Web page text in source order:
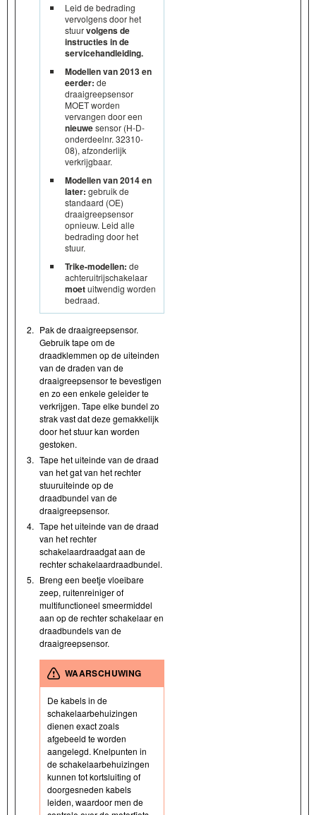
Leid de bedrading
vervolgens door het
stuurvolgens de
instructies in de
servicehandleiding.
Modellen van 2013 en
eerder: de
draaigreepsensor
MOET worden
vervangen door een
nieuwesensor (H-D-
onderdeelnr. 32310-
08), afzonderlijk
verkrijgbaar.
Modellen van 2014 en
later: gebruik de
standaard (OE)
draaigreepsensor
opnieuw. Leid alle
bedrading door het
stuur.
Trike-modellen: de
achteruitrijschakelaar
moetuitwendig worden
bedraad.
2. Pak de draaigreepsensor.
Gebruik tape om de
draadklemmen op de uiteinden
van de draden van de
draaigreepsensor te bevestigen
en zo een enkele geleider te
verkrijgen. Tape elke bundel zo
strak vast dat deze gemakkelijk
door het stuur kan worden
gestoken.
3. Tape het uiteinde van de draad
van het gat van het rechter
stuuruiteinde op de
draadbundel van de
draaigreepsensor.
4. Tape het uiteinde van de draad
van het rechter
schakelaardraadgat aan de
rechter schakelaardraadbundel.
5. Breng een beetje vloeibare
zeep, ruitenreiniger of
multifunctioneel smeermiddel
aan op de rechter schakelaar en
draadbundels van de
draaigreepsensor.
WAARSCHUWING
De kabels in de
schakelaarbehuizingen
dienen exact zoals
afgebeeld te worden
aangelegd. Knelpunten in
de schakelaarbehuizingen
kunnen tot kortsluiting of
doorgesneden kabels
leiden, waardoor men de